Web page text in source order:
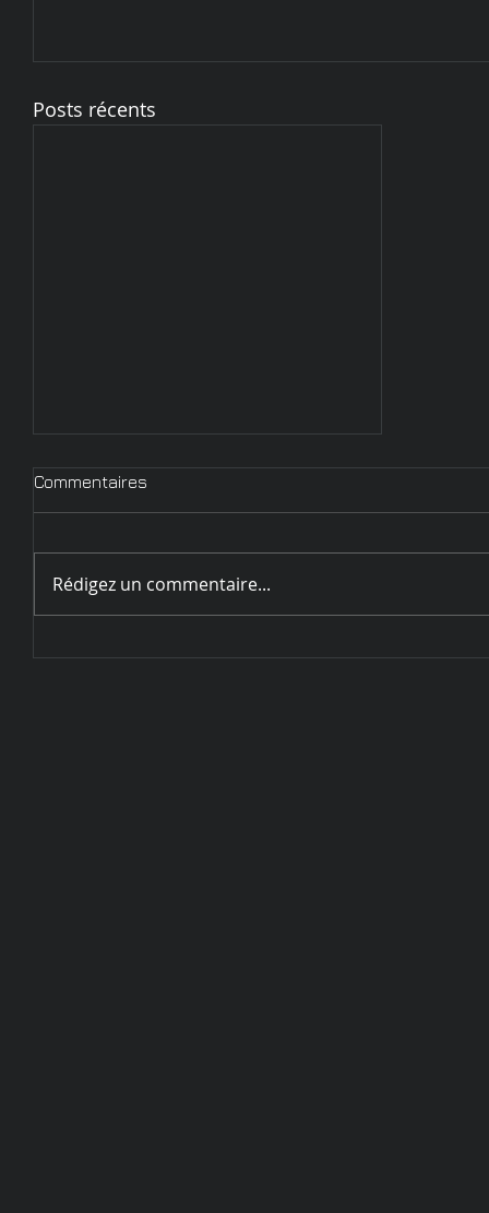
Posts récents
Circulaire d'inscription
Commentaires
Rédigez un commentaire...